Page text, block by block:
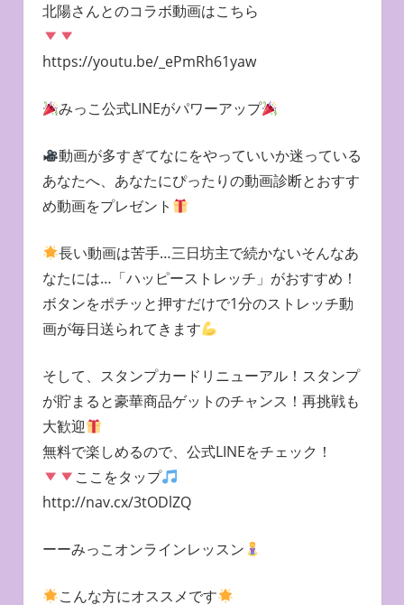
北陽さんとのコラボ動画はこちら
https://youtu.be/_ePmRh61yaw
みっこ公式LINEがパワーアップ
動画が多すぎてなにをやっていいか迷っている
あなたへ、あなたにぴったりの動画診断とおすす
め動画をプレゼント
長い動画は苦手…三日坊主で続かないそんなあ
なたには…「ハッピーストレッチ」がおすすめ！
ボタンをポチッと押すだけで1分のストレッチ動
画が毎日送られてきます
そして、スタンプカードリニューアル！スタンプ
が貯まると豪華商品ゲットのチャンス！再挑戦も
大歓迎
無料で楽しめるので、公式LINEをチェック！
ここをタップ
http://nav.cx/3tODlZQ
ーーみっこオンラインレッスン
こんな方にオススメです